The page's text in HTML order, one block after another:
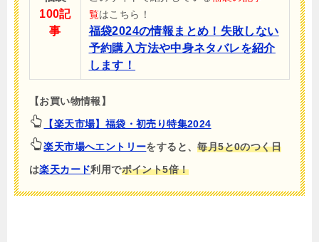
100記
事
覧はこちら！
福袋2024の情報まとめ！失敗しない
予約購入方法や中身ネタバレを紹介
します！
【お買い物情報】
【楽天市場】福袋・初売り特集2024
楽天市場へエントリーをすると、毎月5と0のつく日
は楽天カード利用でポイント5倍！